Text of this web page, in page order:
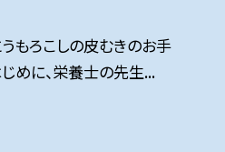
もろこしの皮むきのお手
めに、栄養士の先生...